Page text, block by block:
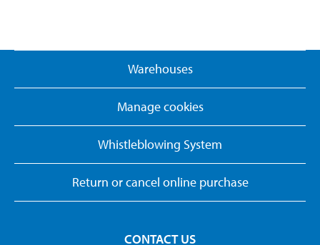
Warehouses
Manage cookies
Whistleblowing System
Return or cancel online purchase
CONTACT US